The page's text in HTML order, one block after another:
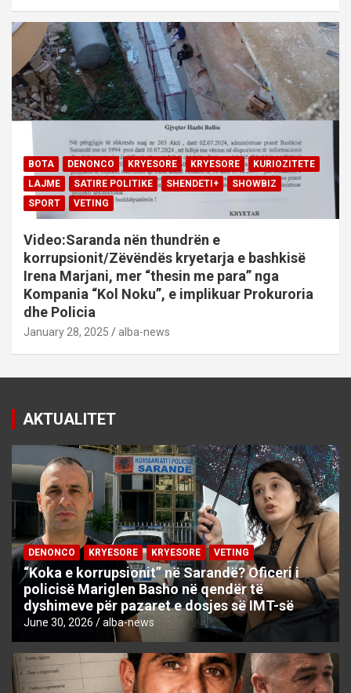
BOTA DENONCO KRYESORE KRYESORE
KURIOZITETE
LAJME
SATIRE POLITIKE SHENDETI+
SHOWBIZ
SPORT
VETING
Video:Saranda nën thundrën e
korrupsionit/Zëvëndës kryetarja e bashkisë
Irena Marjani, mer “thesin me para” nga
Kompania “Kol Noku”, e implikuar Prokuroria
dhe Policia
January 28, 2025 alba-news
AKTUALITET
DENONCO KRYESORE KRYESORE VETING
“Koka e korrupsionit” në Sarandë? Oficeri i
policisë Mariglen Basho në qendër të
dyshimeve për pazaret e dosjes së IMT-së
June 30, 2026 alba-news